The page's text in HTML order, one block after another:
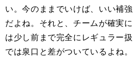
い。今のままでいけば、いい補
だよね。それと、チームが確実
は少し前まで完全にレギュラー
では泉口と差がついているよね